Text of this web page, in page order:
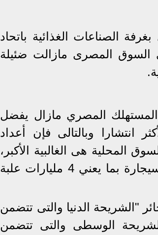
الصناعات الغذائية باتحاد
السوق المصرى مازالت ضئيلة
المستهلك المصري مازال يفضل
انتشارا وبالتالى فإن أعداد
المحلية هى الغالبية الأكبر،
لافتا إلى أن حجم إنتاج السجائر في مصر 80 مليار سيجارة بما يعني 4 مليارات علبة
لاستهلاك السجائر "الشريحة الدنيا والتى تتضمن
من 1 جنيها إلى 22 جنيها والشريحة الوسطى والتى تتضمن